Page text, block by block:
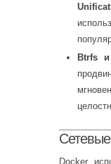
Btrfs и
Docker